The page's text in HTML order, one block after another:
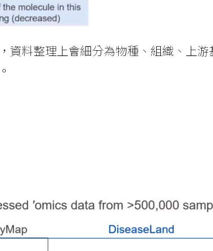
料整理上會細分為物種、組織、上游